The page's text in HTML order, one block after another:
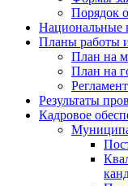
Порядок
Национальные
Планы работы
План на
План на
Результаты
Кадровое